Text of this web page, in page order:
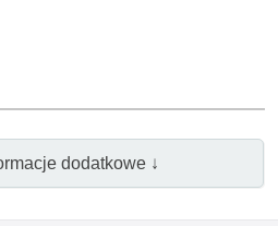
dodatkowe ↓